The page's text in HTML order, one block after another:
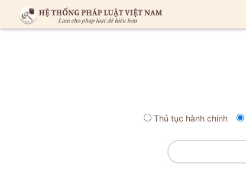
Thủ tục hành chính